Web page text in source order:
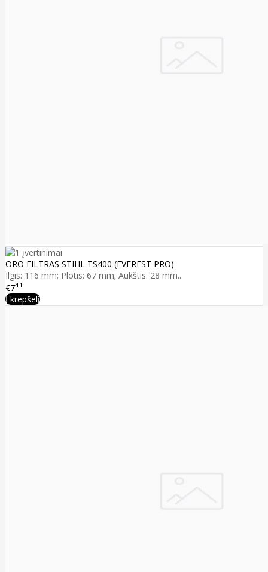
ORO FILTRAS STIHL TS400 (EVEREST PRO)
Ilgis: 116 mm; Plotis: 67 mm; Aukštis: 28 mm..
€741
Į krepšelį